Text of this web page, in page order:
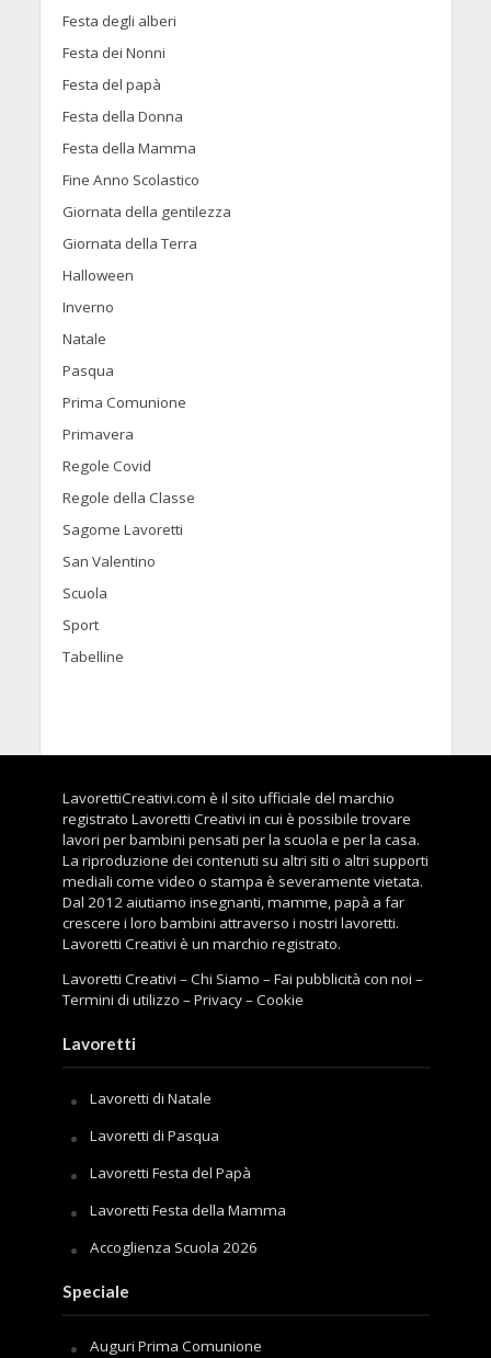
Festa degli alberi
Festa dei Nonni
Festa del papà
Festa della Donna
Festa della Mamma
Fine Anno Scolastico
Giornata della gentilezza
Giornata della Terra
Halloween
Inverno
Natale
Pasqua
Prima Comunione
Primavera
Regole Covid
Regole della Classe
Sagome Lavoretti
San Valentino
Scuola
Sport
Tabelline
LavorettiCreativi.com è il sito ufficiale del marchio
registrato Lavoretti Creativi in cui è possibile trovare
lavori per bambini pensati per la scuola e per la casa.
La riproduzione dei contenuti su altri siti o altri supporti
mediali come video o stampa è severamente vietata.
Dal 2012 aiutiamo insegnanti, mamme, papà a far
crescere i loro bambini attraverso i nostri lavoretti.
Lavoretti Creativi è un marchio registrato.
Lavoretti Creativi –Chi Siamo –Fai pubblicità con noi –
Termini di utilizzo –Privacy–Cookie
Lavoretti
Lavoretti di Natale
Lavoretti di Pasqua
Lavoretti Festa del Papà
Lavoretti Festa della Mamma
Accoglienza Scuola 2026
Speciale
Auguri Prima Comunione